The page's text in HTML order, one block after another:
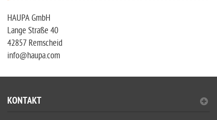
HAUPA GmbH
Lange Straße 40
42857 Remscheid
info@haupa.com
KONTAKT